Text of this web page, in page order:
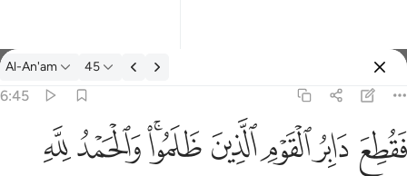
Tafsir: Al-An'am 6:45
Al-An'am 45
6:45
فقطع دابر القوم الذين ظلموا والحمد لله رب العالمين ٤٥
ٱلْقَوْمِ ٱلَّذِينَ ظَلَمُوا۟ ۚ وَٱلْحَمْدُ لِلَّهِ رَبِّ ٱلْعَـٰلَمِينَ ٤٥ﱁ ﱂﱃﱄﱅﱆﱇﱈ